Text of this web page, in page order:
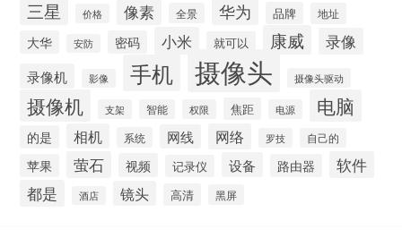
三星 价格 像素 全景 华为 品牌 地址
大华 安防 密码 小米 就可以 康威 录像
录像机 影像 手机 摄像头 摄像头驱动
摄像机 支架 智能 权限 焦距 电源 电脑
的是 相机 系统 网线 网络 罗技 自己的
苹果 萤石 视频 记录仪 设备 路由器
软件
都是
酒店 镜头 高清 黑屏